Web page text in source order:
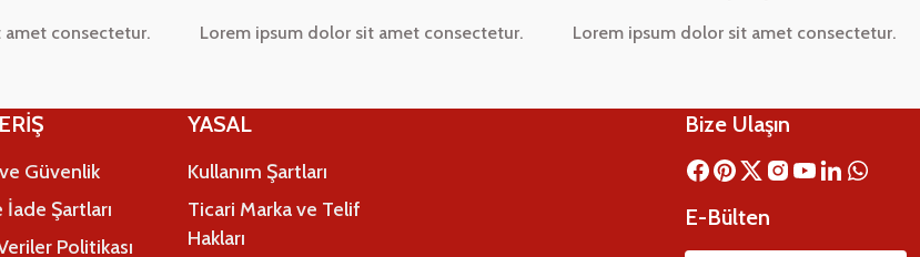
consectetur. Lorem ipsum dolor sit amet consectetur. Lorem ipsum dolor sit amet consectetur.
Güvenlik
Şartları
Politikası
YASAL
Kullanım Şartları
Ticari Marka ve Telif
Hakları
Bize Ulaşın
E-Bülten